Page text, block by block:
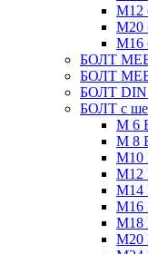
М12
М20
М16
БОЛТ
БОЛТ
БОЛТ DIN
БОЛТ с
М 6
М 8
М10
М12
М14
М16
М18
М20